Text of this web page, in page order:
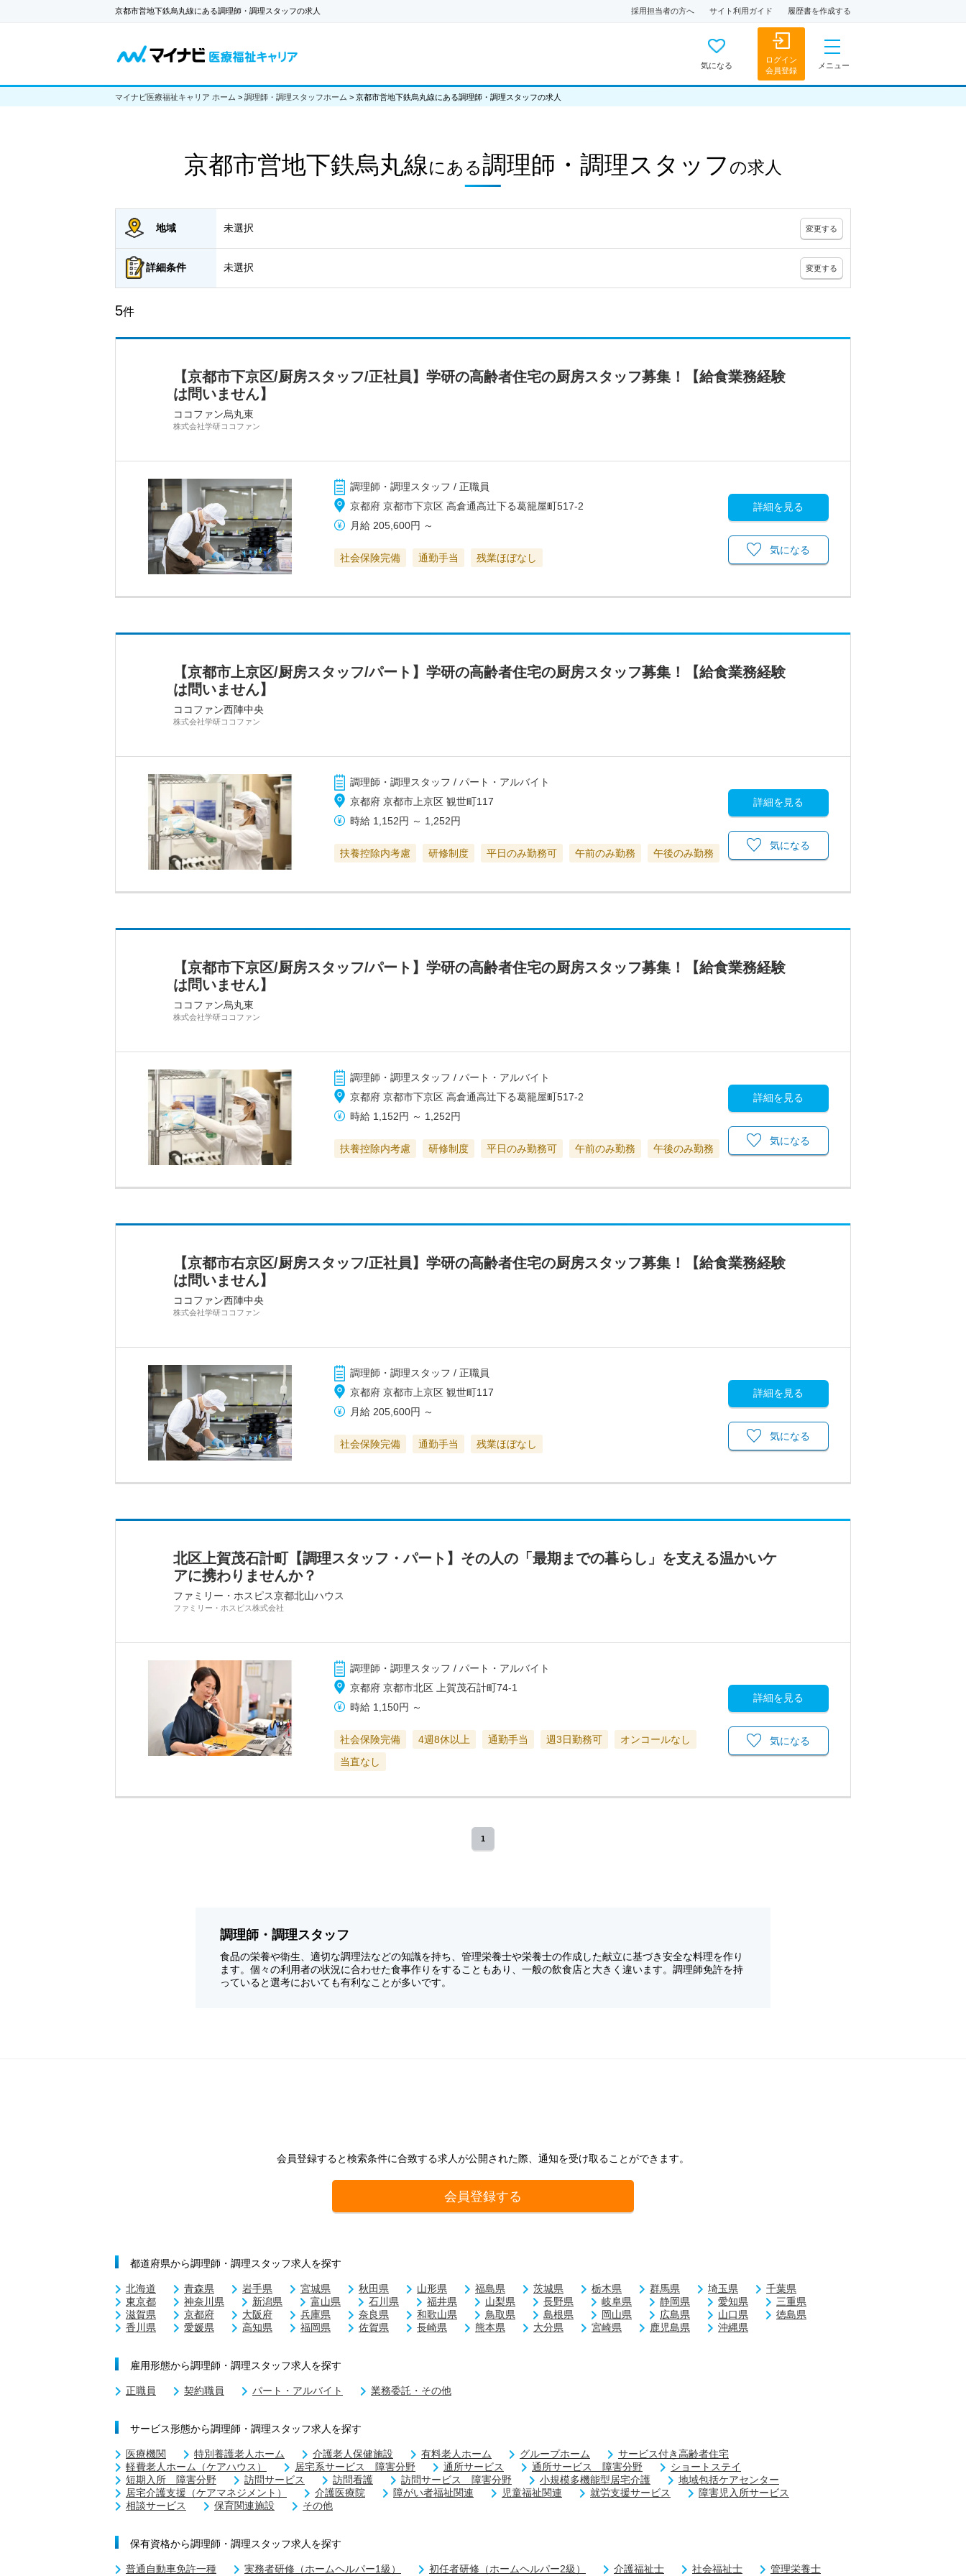
京都市営地下鉄烏丸線にある調理師・調理スタッフの求人 採用担当者の方へ サイト利用ガイド 履歴書を作成する
気になる
ログイン
会員登録
メニュー
マイナビ医療福祉キャリア ホーム > 調理師・調理スタッフホーム > 京都市営地下鉄烏丸線にある調理師・調理スタッフの求人
京都市営地下鉄烏丸線にある調理師・調理スタッフ の求人
地域 未選択 変更する
詳細条件 未選択 変更する
5件
【京都市下京区/厨房スタッフ/正社員】学研の高齢者住宅の厨房スタッフ募集！【給食業務経験
は問いません】
ココファン烏丸東
株式会社学研ココファン
調理師・調理スタッフ / 正職員
京都府 京都市下京区 高倉通高辻下る葛籠屋町517-2
月給 205,600円 ～
社会保険完備 通勤手当 残業ほぼなし
詳細を見る
気になる
【京都市上京区/厨房スタッフ/パート】学研の高齢者住宅の厨房スタッフ募集！【給食業務経験
は問いません】
ココファン西陣中央
株式会社学研ココファン
調理師・調理スタッフ / パート・アルバイト
京都府 京都市上京区 観世町117
時給 1,152円 ～ 1,252円
扶養控除内考慮 研修制度 平日のみ勤務可 午前のみ勤務 午後のみ勤務
詳細を見る
気になる
【京都市下京区/厨房スタッフ/パート】学研の高齢者住宅の厨房スタッフ募集！【給食業務経験
は問いません】
ココファン烏丸東
株式会社学研ココファン
調理師・調理スタッフ / パート・アルバイト
京都府 京都市下京区 高倉通高辻下る葛籠屋町517-2
時給 1,152円 ～ 1,252円
扶養控除内考慮 研修制度 平日のみ勤務可 午前のみ勤務 午後のみ勤務
詳細を見る
気になる
【京都市右京区/厨房スタッフ/正社員】学研の高齢者住宅の厨房スタッフ募集！【給食業務経験
は問いません】
ココファン西陣中央
株式会社学研ココファン
調理師・調理スタッフ / 正職員
京都府 京都市上京区 観世町117
月給 205,600円 ～
社会保険完備 通勤手当 残業ほぼなし
詳細を見る
気になる
北区上賀茂石計町【調理スタッフ・パート】その人の「最期までの暮らし」を支える温かいケ
アに携わりませんか？
ファミリー・ホスピス京都北山ハウス
ファミリー・ホスピス株式会社
調理師・調理スタッフ / パート・アルバイト
京都府 京都市北区 上賀茂石計町74-1
時給 1,150円 ～
社会保険完備 4週8休以上 通勤手当 週3日勤務可
オンコールなし
当直なし
詳細を見る
気になる
1
調理師・調理スタッフ
食品の栄養や衛生、適切な調理法などの知識を持ち、管理栄養士や栄養士の作成した献立に基づき安全な料理を作り
ます。個々の利用者の状況に合わせた食事作りをすることもあり、一般の飲食店と大きく違います。調理師免許を持
っていると選考においても有利なことが多いです。
会員登録すると検索条件に合致する求人が公開された際、通知を受け取ることができます。
会員登録する
都道府県から調理師・調理スタッフ求人を探す
北海道 青森県 岩手県 宮城県 秋田県 山形県 福島県 茨城県 栃木県 群馬県 埼玉県
千葉県
東京都
神奈川県 新潟県 富山県 石川県 福井県 山梨県 長野県 岐阜県 静岡県 愛知県
三重県
滋賀県
京都府 大阪府 兵庫県 奈良県 和歌山県 鳥取県 島根県 岡山県 広島県 山口県
徳島県
香川県
愛媛県 高知県 福岡県 佐賀県 長崎県 熊本県 大分県 宮崎県 鹿児島県 沖縄県
雇用形態から調理師・調理スタッフ求人を探す
正職員 契約職員 パート・アルバイト 業務委託・その他
サービス形態から調理師・調理スタッフ求人を探す
医療機関 特別養護老人ホーム 介護老人保健施設 有料老人ホーム グループホーム
サービス付き高齢者住宅
軽費老人ホーム（ケアハウス）
居宅系サービス 障害分野 通所サービス 通所サービス 障害分野
ショートステイ
短期入所 障害分野
訪問サービス 訪問看護 訪問サービス 障害分野 小規模多機能型居宅介護
地域包括ケアセンター
居宅介護支援（ケアマネジメント）
介護医療院 障がい者福祉関連 児童福祉関連 就労支援サービス
障害児入所サービス
相談サービス
保育関連施設 その他
保有資格から調理師・調理スタッフ求人を探す
普通自動車免許一種 実務者研修（ホームヘルパー1級） 初任者研修（ホームヘルパー2級） 介護福祉士 社会福祉士 管理栄養士